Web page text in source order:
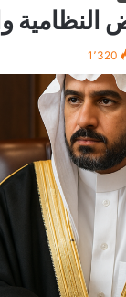
النظامية
1٬320